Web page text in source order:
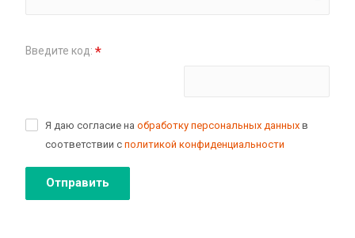
Введите код: *
Я даю согласие на обработку персональных данных в
соответствии с политикой конфиденциальности
Отправить